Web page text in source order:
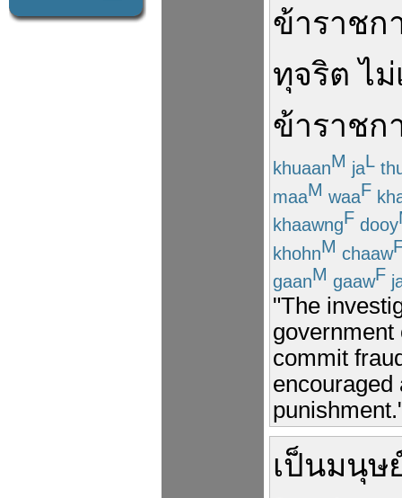
ข้าราชก
ทุจริต ไม่
ข้าราชก
khuaanM jaL
maaM waaF
khaawngF dooy
khohnM chaaw
gaanM gaawF
"The
government
commit
encouraged
เป็นมนุษ